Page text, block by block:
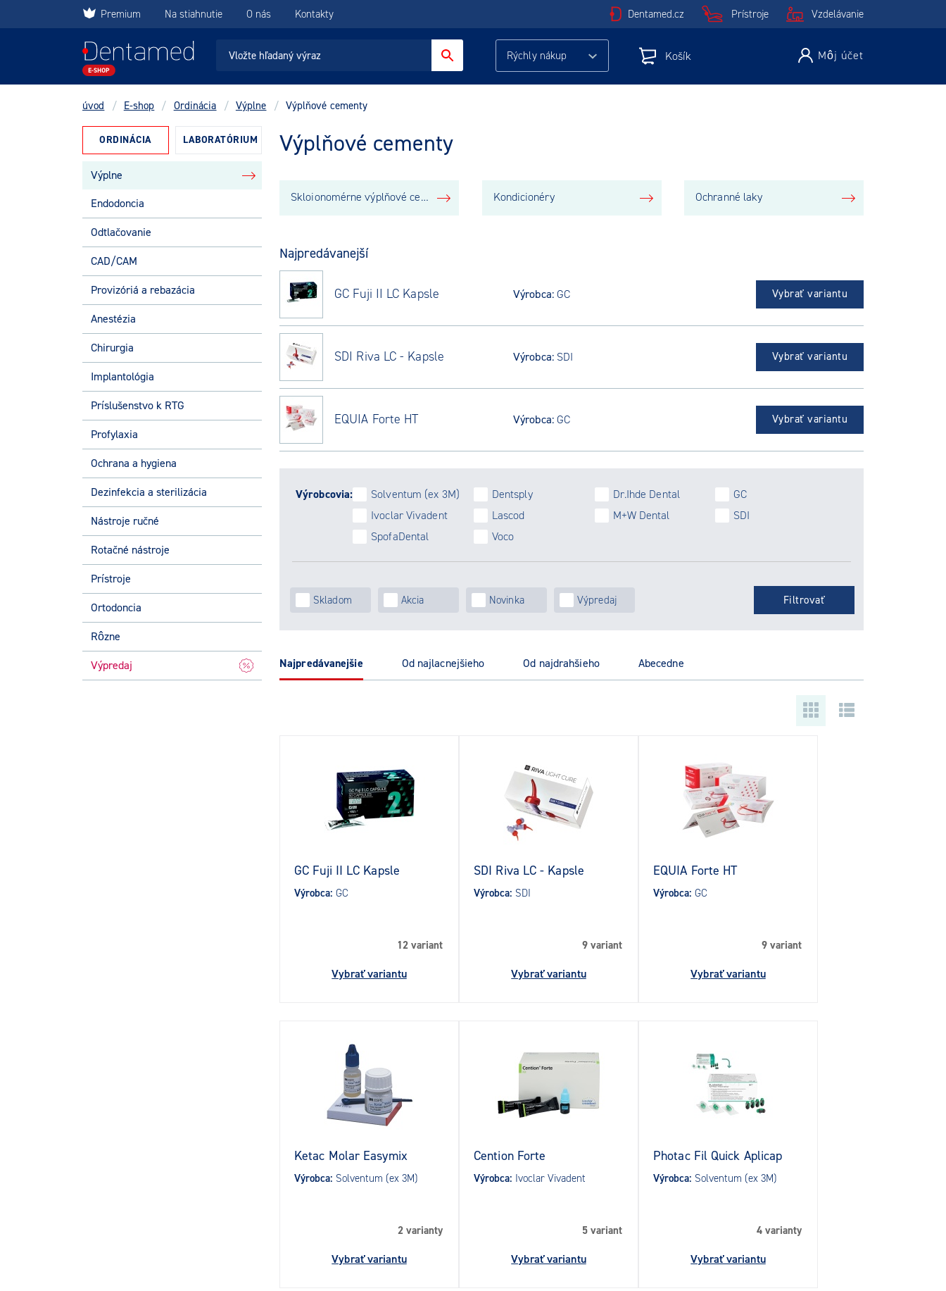
Premium Na stiahnutie O nás Kontakty Dentamed.cz Prístroje Vzdelávanie
Rýchly nákup Košík Môj účet
úvod / E-shop / Ordinácia / Výplne / Výplňové cementy
Výplňové cementy
Skloionomérne výplňové cementy Kondicionéry Ochranné laky
Najpredávanejší
GC Fuji II LC Kapsle Výrobca:GC Vybrať variantu
SDI Riva LC - Kapsle Výrobca:SDI Vybrať variantu
EQUIA Forte HT Výrobca:GC Vybrať variantu
Výrobcovia: Solventum (ex 3M) Dentsply Dr.Ihde Dental
GC
Ivoclar Vivadent
Lascod M+W Dental
SDI
SpofaDental
Voco
Skladom Akcia Novinka Výpredaj
najpredávanejšie od najlacnejšieho od najdrahšieho abecedne
GC Fuji II LC Kapsle
Výrobca: GC
12 variant
Vybrať variantu
SDI Riva LC - Kapsle
Výrobca: SDI
9 variant
Vybrať variantu
EQUIA Forte HT
Výrobca: GC
9 variant
Vybrať variantu
Ketac Molar Easymix
Výrobca: Solventum (ex 3M)
2 varianty
Vybrať variantu
Cention Forte
Výrobca: Ivoclar Vivadent
5 variant
Vybrať variantu
Photac Fil Quick Aplicap
Výrobca: Solventum (ex 3M)
4 varianty
Vybrať variantu
ORDINÁCIA LABORATÓRIUM
Výplne
Endodoncia
Odtlačovanie
CAD/CAM
Provizóriá a rebazácia
Anestézia
Chirurgia
Implantológia
Príslušenstvo k RTG
Profylaxia
Ochrana a hygiena
Dezinfekcia a sterilizácia
Nástroje ručné
Rotačné nástroje
Prístroje
Ortodoncia
Rôzne
Výpredaj